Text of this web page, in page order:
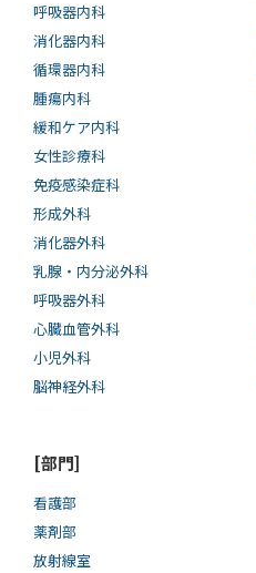
呼吸器内科
消化器内科
循環器内科
腫瘍内科
緩和ケア内科
女性診療科
免疫感染症科
形成外科
消化器外科
乳腺・内分泌外科
呼吸器外科
心臓血管外科
小児外科
脳神経外科
[部門]
看護部
薬剤部
放射線室